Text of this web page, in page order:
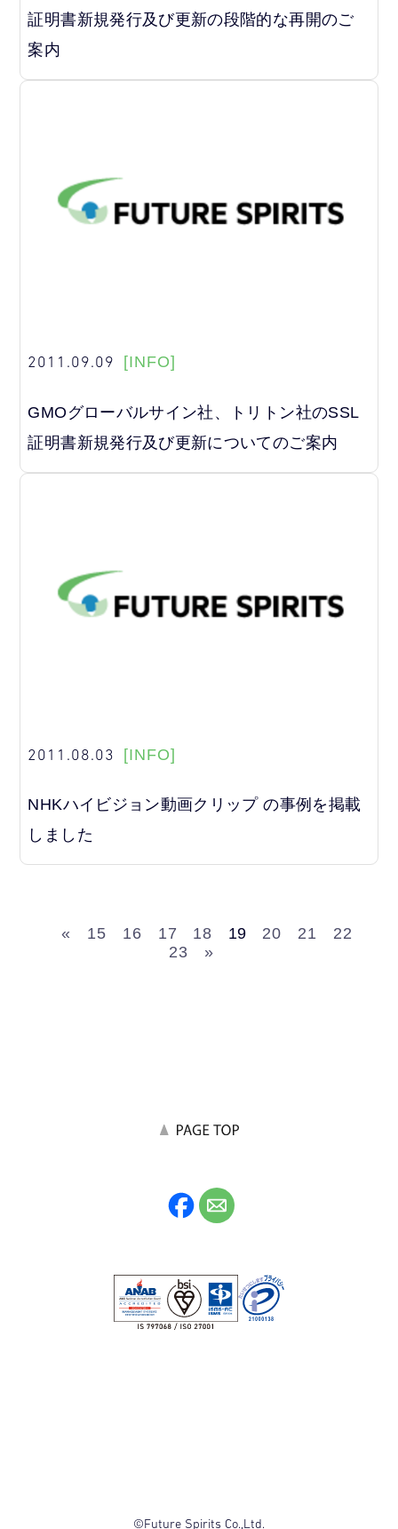
証明書新規発行及び更新の段階的な再開のご
案内
2011.09.09 [INFO]
GMOグローバルサイン社、トリトン社のSSL
証明書新規発行及び更新についてのご案内
2011.08.03 [INFO]
NHKハイビジョン動画クリップ の事例を掲載
しました
« 15 16 17 18 19 20 21
22
23
»
©Future Spirits Co.,Ltd.